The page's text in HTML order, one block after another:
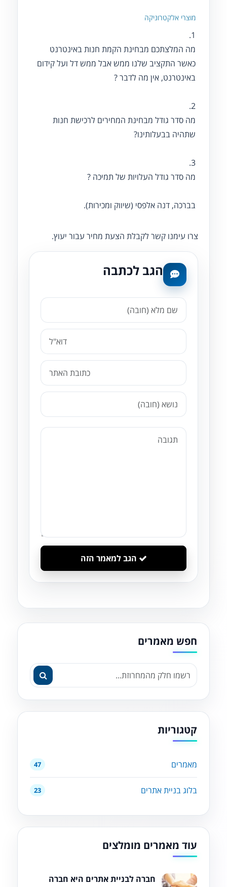
מוצרי אלקטרוניקה
1.
מה המלצתכם מבחינת הקמת חנות באינטרנט
כאשר התקציב שלנו ממש אבל ממש דל ועל קידום
באינטרנט, אין מה לדבר ?
2.
מה סדר גודל מבחינת המחירים לרכישת חנות
שתהיה בבעלותינו?
3.
מה סדר גודל העלויות של תמיכה ?
בברכה, דנה אלפסי (שיווק ומכירות).
צרו עימנו קשר לקבלת הצעת מחיר עבור יעוץ.
הגב לכתבה
הגב למאמר הזה
חפש מאמרים
קטגוריות
מאמרים 47
בלוג בניית אתרים 23
עוד מאמרים מומלצים
חברה לבניית אתרים היא חברה